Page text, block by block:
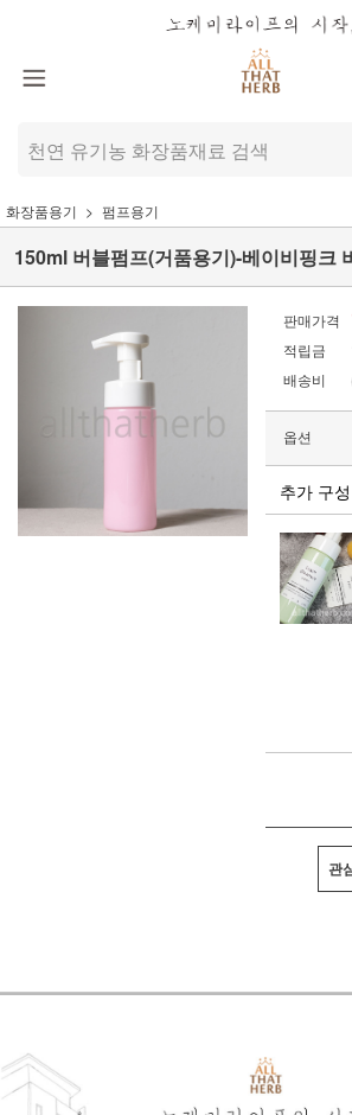
화장품용기 펌프용기
150ml 버블펌프(거품용기)-베이비핑크
판매가격
적립금
배송비
옵션
추가 구
관